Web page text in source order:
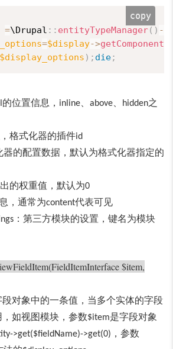
=\Drupal : : entityTypeManager( ) -
=$display->getComponent
$display_options ) ; die;
copy
的位置信息， inline above hidden之
格式化器的插件id
器的配置数据，默认为格式化器指定的
出的权重值，默认为0
，通常为content代表可见
：第三方模块的设置，键名为模块
$item,
对象中的一条值，当多个实体的字段
如视图模块，参数$item是字段对象
>get($fieldName)->get(0) ，参数